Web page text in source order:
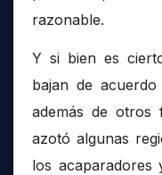
razonable.
Y si bien es
bajan de
además de otros
azotó algunas
los acaparadores